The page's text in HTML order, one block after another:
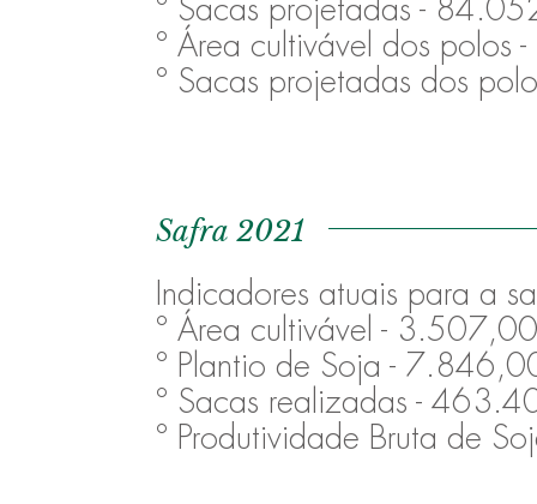
º Sacas projetadas -
º Área cultivável dos
º Sacas projetadas dos
Safra 2021
Indicadores atuais para a
º Área cultivável -
º Plantio de Soja -
º Sacas realizadas -
º Produtividade Bruta de